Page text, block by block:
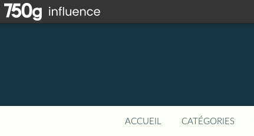
ACCUEIL CATÉGORIES